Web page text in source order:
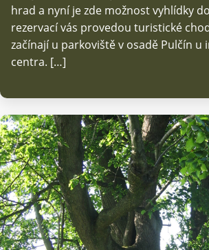
hrad a nyní je zde možnost vyhlídky
rezervací vás provedou turistické
začínají u parkoviště v osadě Pulčín u
centra. […]